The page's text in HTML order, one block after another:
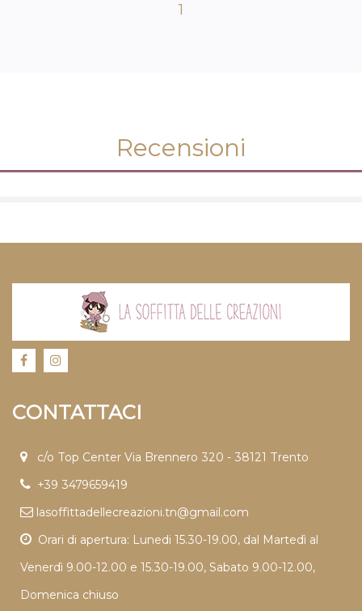
1
Recensioni
CONTATTACI
c/o Top Center Via Brennero 320 - 38121 Trento
+39 3479659419
lasoffittadellecreazioni.tn@gmail.com
Orari di apertura: Lunedi 15.30-19.00, dal Martedì al
Venerdì 9.00-12.00 e 15.30-19.00, Sabato 9.00-12.00,
Domenica chiuso